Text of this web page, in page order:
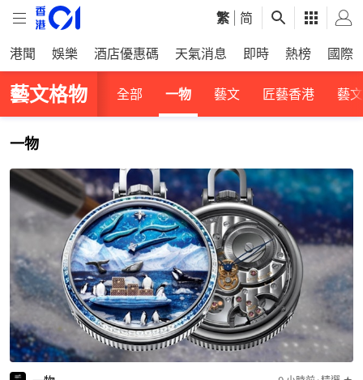
繁 简
港聞 娛樂 酒店優惠碼 天氣消息 即時 熱榜 國際
藝文格物 全部 一物 藝文 匠藝香港 藝
一物